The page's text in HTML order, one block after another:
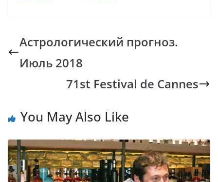
b
o
o
s
A
p
y
Li
n
k
gr
a
Астрологический прогноз.
Июль 2018
71st Festival de Cannes
You May Also Like